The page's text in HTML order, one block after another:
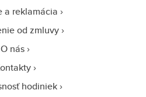
a reklamácia
od zmluvy
O nás
hodiniek